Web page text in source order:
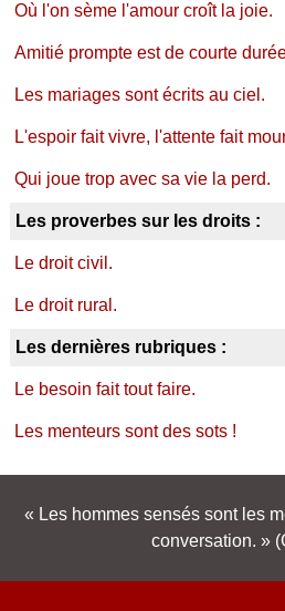
Où l'on sème l'amour croît la joie.
Amitié prompte est de courte
Les mariages sont écrits au ciel.
L'espoir fait vivre, l'attente fait
Qui joue trop avec sa vie la perd.
Les proverbes sur les droits :
Le droit civil.
Le droit rural.
Les dernières rubriques :
Le besoin fait tout faire.
Les menteurs sont des sots !
Les hommes sensés sont les
conversation.